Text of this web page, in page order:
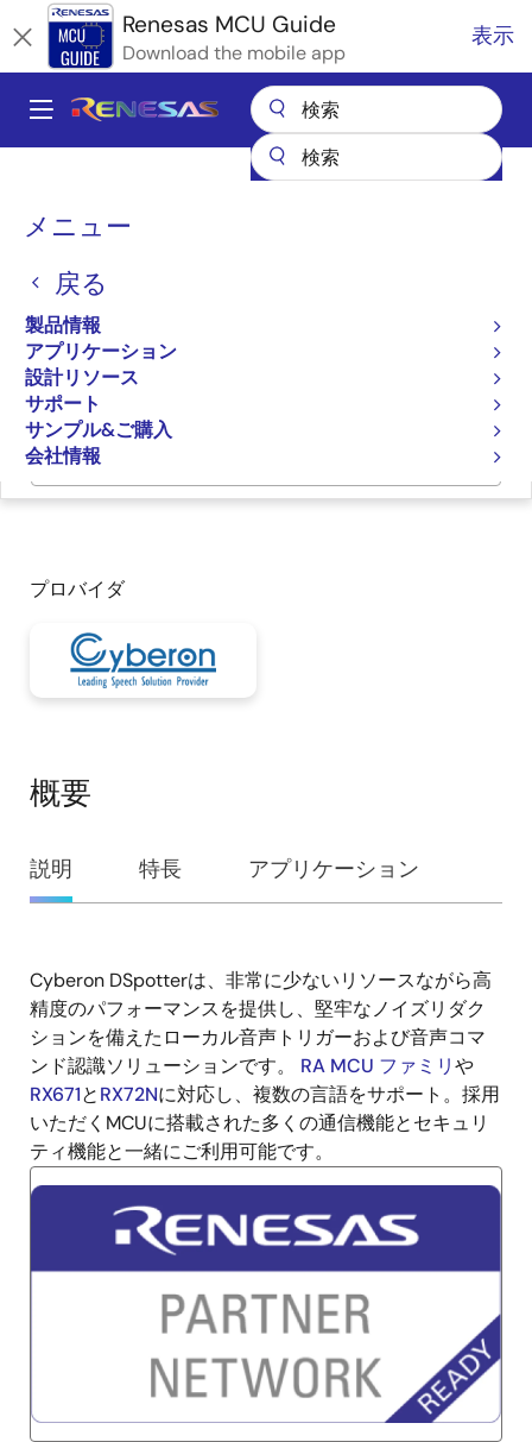
イ
ン
Renesas MCU Guide
Download the mobile app
表示
Main
メニュー
戻る
製品情報
アプリケーション
設計リソース
サポート
サンプル&ご購入
会社情報
パ
く
ず
マイクロコントローラとマイクロプロセッサ
RAファミリのパートナエコシステムソリューション
Cyberon DSpotter
Cyberon DSpotter
Cyberon DSpotter
ページセクションへ移動：
プロバイダ
概要
概
要
説明 特長 アプリケーション
説
明
Cyberon DSpotterは、非常に少ないリソースながら高
精度のパフォーマンスを提供し、堅牢なノイズリダク
ションを備えたローカル音声トリガーおよび音声コマ
ンド認識ソリューションです。 RA MCU ファミリや
RX671とRX72Nに対応し、複数の言語をサポート。採用
いただくMCUに搭載された多くの通信機能とセキュリ
ティ機能と一緒にご利用可能です。